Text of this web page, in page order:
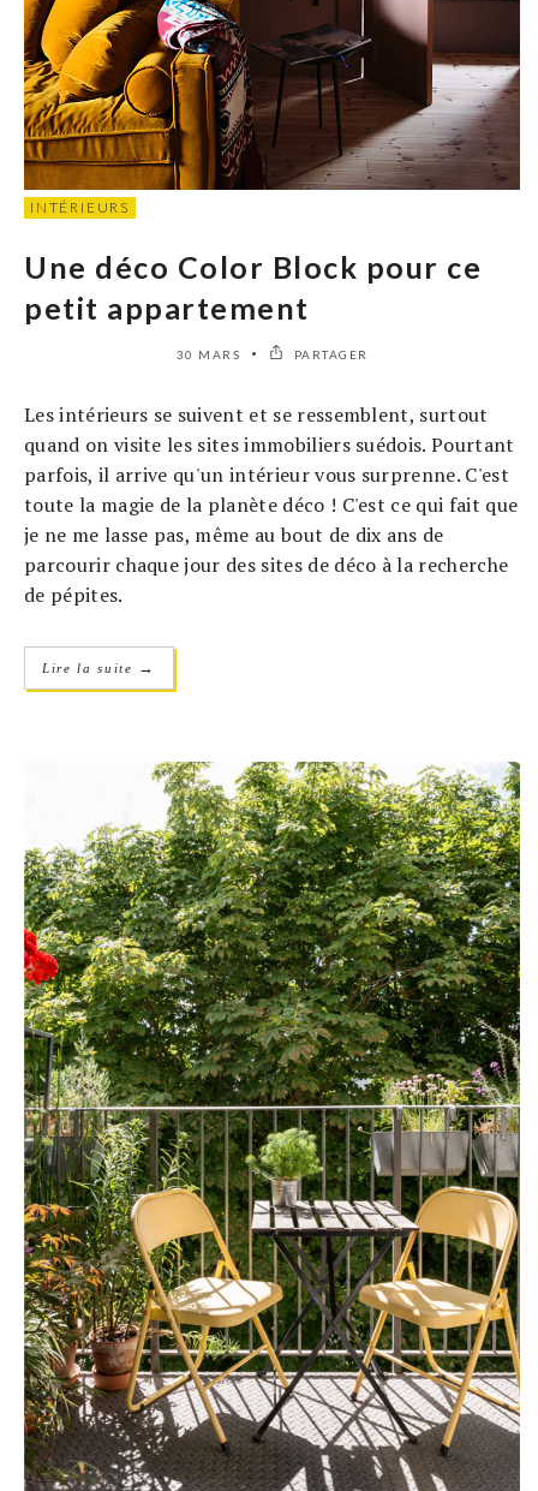
INTÉRIEURS
Une déco Color Block pour ce
petit appartement
30 MARS PARTAGER
Les intérieurs se suivent et se ressemblent, surtout
quand on visite les sites immobiliers suédois. Pourtant
parfois, il arrive qu'un intérieur vous surprenne. C'est
toute la magie de la planète déco ! C'est ce qui fait que
je ne me lasse pas, même au bout de dix ans de
parcourir chaque jour des sites de déco à la recherche
de pépites.
Lire la suite →